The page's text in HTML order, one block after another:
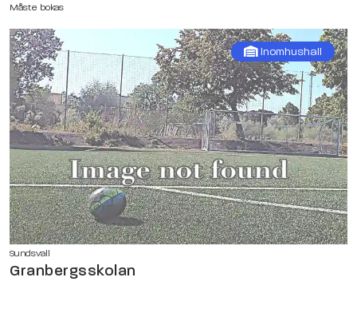
Måste bokas
Inomhushall
Sundsvall
Granbergsskolan